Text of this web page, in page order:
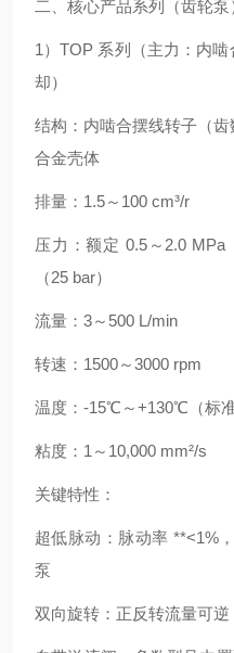
二、核心产品系列（齿轮泵
1）TOP 系列（主力：内
却）
结构：内啮合摆线转子（
合金壳体
排量：1.5～100 cm³/r
压力：额定 0.5～2.0 MPa
（25 bar）
流量：3～500 L/min
转速：1500～3000 rpm
温度：-15℃～+130℃（标
粘度：1～10,000 mm²/s
关键特性：
超低脉动：脉动率 **<1%
泵
双向旋转：正反转流量可